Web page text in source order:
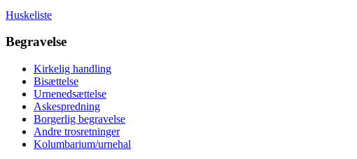
Huskeliste
Begravelse
Kirkelig handling
Bisættelse
Urnenedsættelse
Askespredning
Borgerlig begravelse
Andre trosretninger
Kolumbarium/urnehal